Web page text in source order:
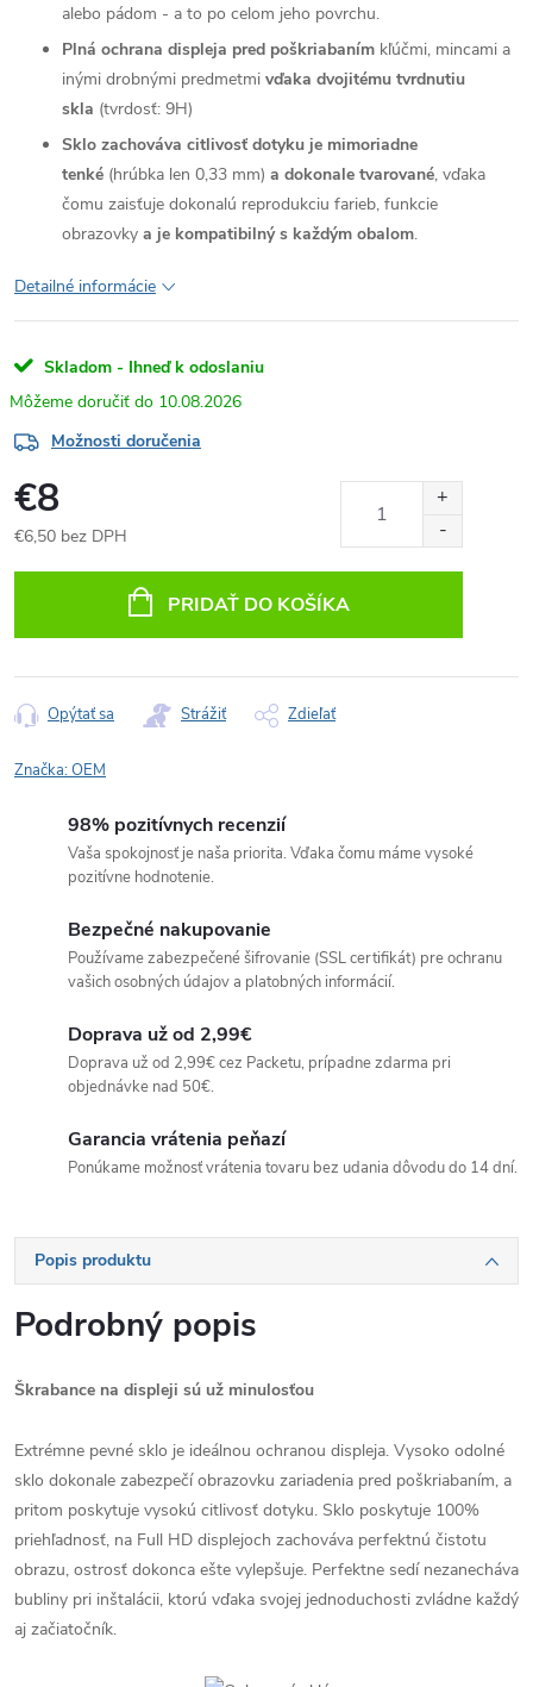
alebo pádom - a to po celom jeho povrchu.
Plná ochrana displeja pred poškriabaním kľúčmi, mincami a
inými drobnými predmetmi vďaka dvojitému tvrdnutiu
skla (tvrdosť: 9H)
Sklo zachováva citlivosť dotyku je mimoriadne
tenké (hrúbka len 0,33 mm) a dokonale tvarované, vďaka
čomu zaisťuje dokonalú reprodukciu farieb, funkcie
obrazovky a je kompatibilný s každým obalom.
Detailné informácie
Skladom - Ihneď k odoslaniu
10.08.2026
Možnosti doručenia
€8
€6,50 bez DPH
PRIDAŤ DO KOŠÍKA
Opýtať sa Strážiť Zdieľať
Značka:OEM
98% pozitívnych recenzií
Vaša spokojnosť je naša priorita. Vďaka čomu máme vysoké
pozitívne hodnotenie.
Bezpečné nakupovanie
Používame zabezpečené šifrovanie (SSL certifikát) pre ochranu
vašich osobných údajov a platobných informácií.
Doprava už od 2,99€
Doprava už od 2,99€ cez Packetu, prípadne zdarma pri
objednávke nad 50€.
Garancia vrátenia peňazí
Ponúkame možnosť vrátenia tovaru bez udania dôvodu do 14 dní.
Popis produktu
Podrobný popis
Škrabance na displeji sú už minulosťou
Extrémne pevné sklo je ideálnou ochranou displeja. Vysoko odolné
sklo dokonale zabezpečí obrazovku zariadenia pred poškriabaním, a
pritom poskytuje vysokú citlivosť dotyku. Sklo poskytuje 100%
priehľadnosť, na Full HD displejoch zachováva perfektnú čistotu
obrazu, ostrosť dokonca ešte vylepšuje. Perfektne sedí nezanecháva
bubliny pri inštalácii, ktorú vďaka svojej jednoduchosti zvládne každý
aj začiatočník.